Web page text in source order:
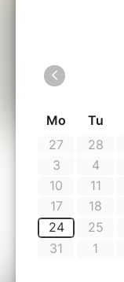
organisation
outils de la
15 min
Icebreaker
30 min
75 min de
ses 5 lots
30 min de